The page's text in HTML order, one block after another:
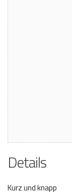
Details
Kurz und knapp